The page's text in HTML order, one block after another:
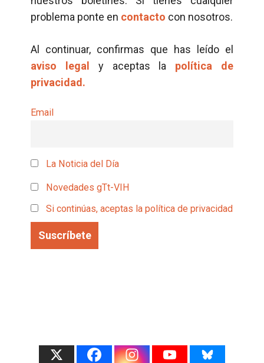
problema ponte en contacto con nosotros.
Al continuar, confirmas que has leído el
aviso legal
y aceptas la política de
privacidad.
Email
La Noticia del Día
Novedades gTt-VIH
Si continúas, aceptas la política de privacidad